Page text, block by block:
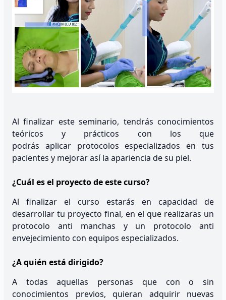
Al finalizar este seminario, tendrás conocimientos
teóricos y prácticos con los que
podrás aplicar protocolos especializados en tus
pacientes y mejorar así la apariencia de su piel.
¿Cuál es el proyecto de este curso?
Al finalizar el curso estarás en capacidad de
desarrollar tu proyecto final, en el que realizaras un
protocolo anti manchas y un protocolo anti
envejecimiento con equipos especializados.
¿A quién está dirigido?
A todas aquellas personas que con o sin
conocimientos previos, quieran adquirir nuevas